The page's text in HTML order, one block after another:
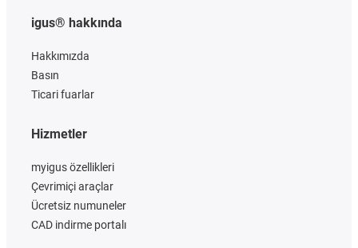
igus® hakkında
Hakkımızda
Basın
Ticari fuarlar
Hizmetler
myigus özellikleri
Çevrimiçi araçlar
Ücretsiz numuneler
CAD indirme portalı